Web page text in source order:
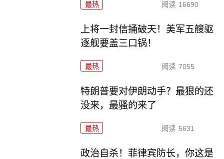
最热 阅读 16690
上将一封信捅破天！美军五艘驱
逐舰要盖三口锅！
最热 阅读 7055
特朗普要对伊朗动手？最狠的还
没来，最骚的来了
最热 阅读 5631
政治自杀！菲律宾防长，你这是